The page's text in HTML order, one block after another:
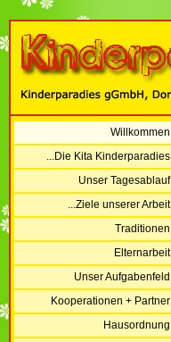
Willkommen
...Die Kita Kinderparadies
Unser Tagesablauf
...Ziele unserer Arbeit
Traditionen
Elternarbeit
Unser Aufgabenfeld
Kooperationen + Partner
Hausordnung